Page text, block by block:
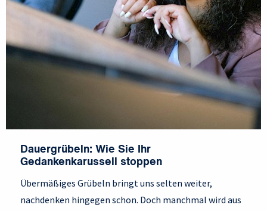
Dauergrübeln: Wie Sie Ihr
Gedankenkarussell stoppen
Übermäßiges Grübeln bringt uns selten weiter,
nachdenken hingegen schon. Doch manchmal wird aus